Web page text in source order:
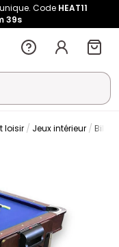
Code HEAT11
38s
loisir Jeux intérieur